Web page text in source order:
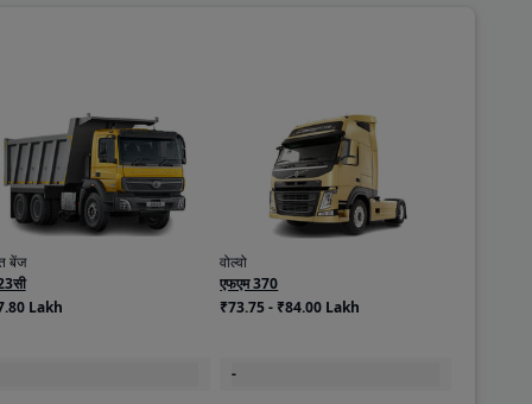
बेंज
Lakh
वोल्वो
एफएम 370
₹73.75 - ₹84.00 Lakh
-